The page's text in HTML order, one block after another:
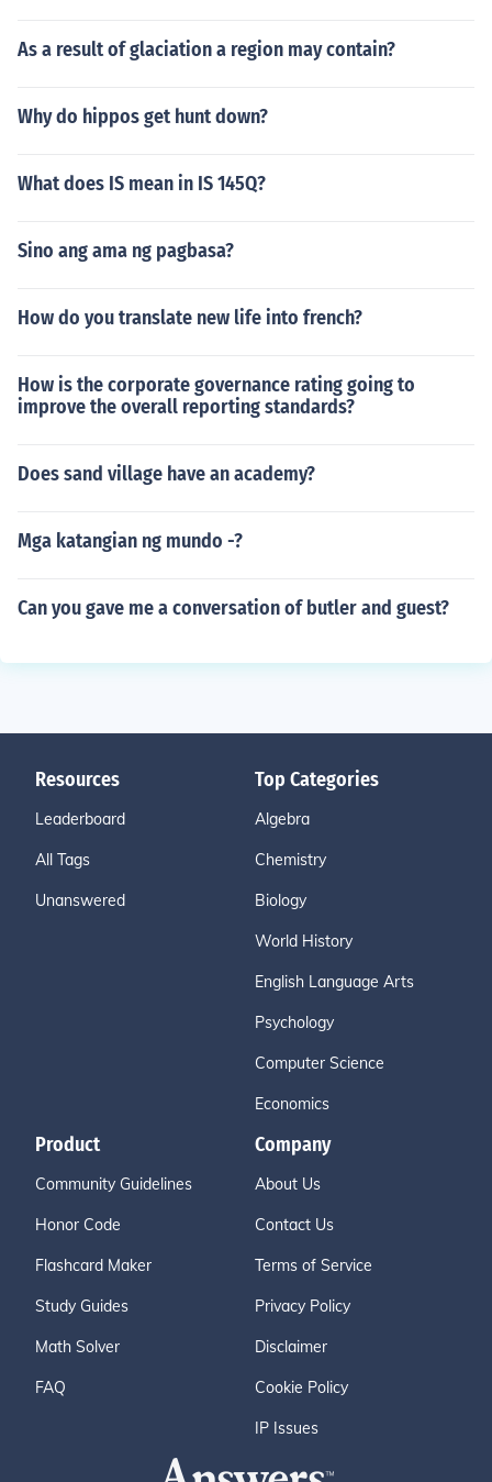
As a result of glaciation a region may contain?
Why do hippos get hunt down?
What does IS mean in IS 145Q?
Sino ang ama ng pagbasa?
How do you translate new life into french?
How is the corporate governance rating going to
improve the overall reporting standards?
Does sand village have an academy?
Mga katangian ng mundo -?
Can you gave me a conversation of butler and guest?
Resources
Leaderboard
All Tags
Unanswered
Top Categories
Algebra
Chemistry
Biology
World History
English Language Arts
Psychology
Computer Science
Economics
Product
Community Guidelines
Honor Code
Flashcard Maker
Study Guides
Math Solver
FAQ
Company
About Us
Contact Us
Terms of Service
Privacy Policy
Disclaimer
Cookie Policy
IP Issues